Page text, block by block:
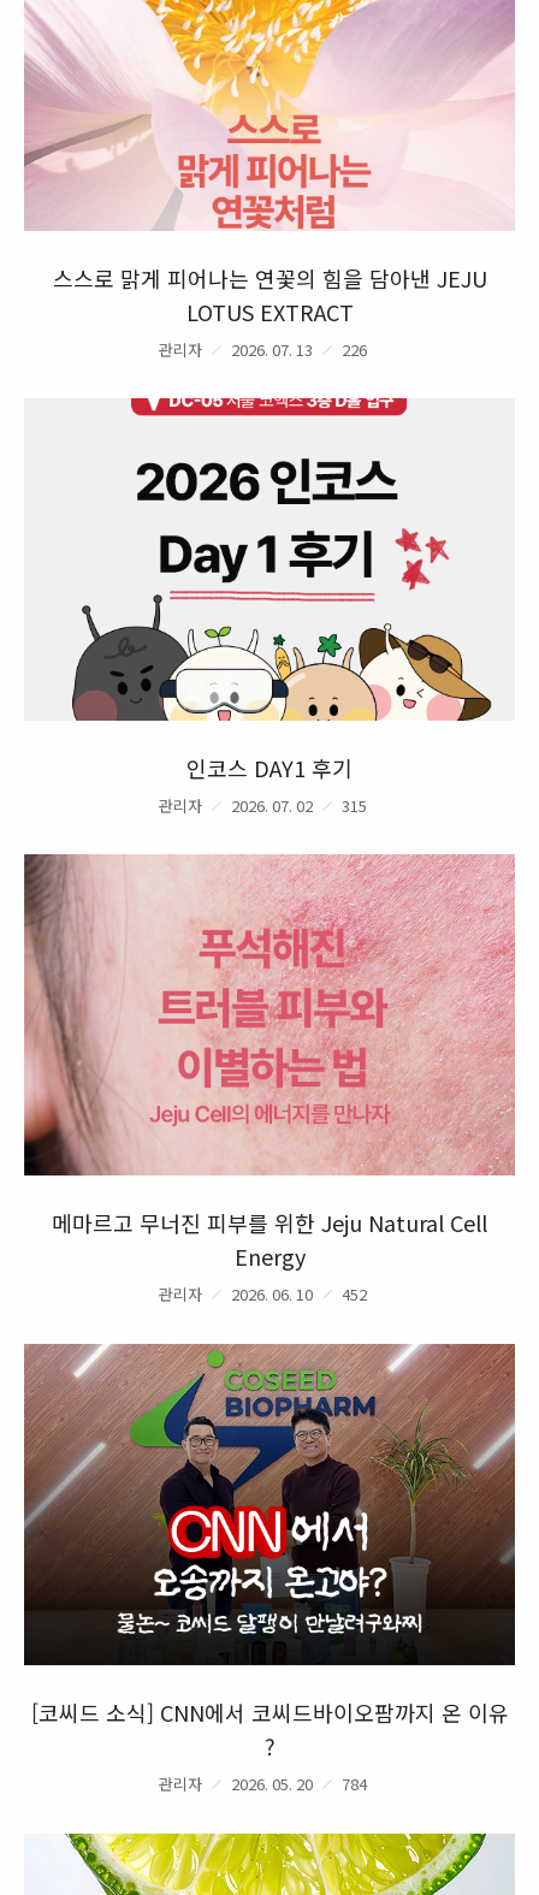
스스로 맑게 피어나는 연꽃의 힘을 담아낸 JEJU
LOTUS EXTRACT
관리자 2026. 07. 13 226
인코스 DAY1 후기
관리자 2026. 07. 02 315
메마르고 무너진 피부를 위한 Jeju Natural Cell
Energy
관리자 2026. 06. 10 452
[코씨드 소식] CNN에서 코씨드바이오팜까지 온 이유
?
관리자 2026. 05. 20 784